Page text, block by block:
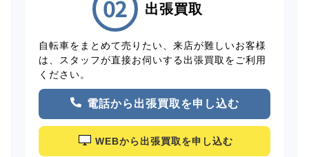
出張買取
自転車をまとめて売りたい、来店が難しいお客様
は、スタッフが直接お伺いする出張買取をご利用
ください。
電話から出張買取を申し込む
WEBから出張買取を申し込む